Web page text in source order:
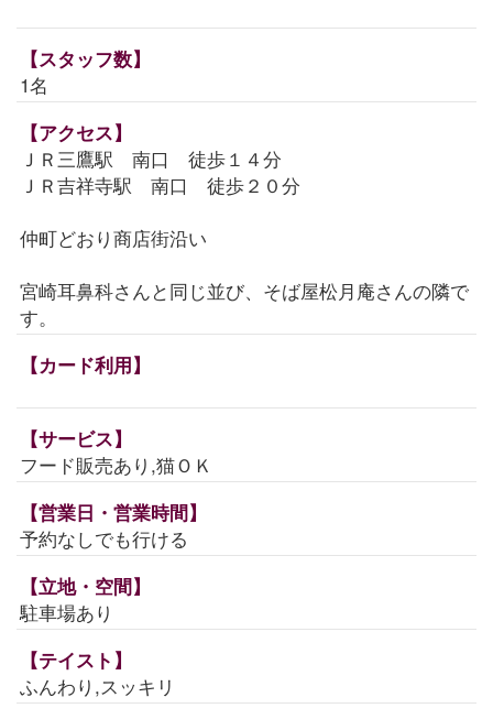
【スタッフ数】
1名
【アクセス】
ＪＲ三鷹駅 南口 徒歩１４分
ＪＲ吉祥寺駅 南口 徒歩２０分
仲町どおり商店街沿い
宮崎耳鼻科さんと同じ並び、そば屋松月庵さんの隣で
す。
【カード利用】
【サービス】
フード販売あり,猫ＯＫ
【営業日・営業時間】
予約なしでも行ける
【立地・空間】
駐車場あり
【テイスト】
ふんわり,スッキリ